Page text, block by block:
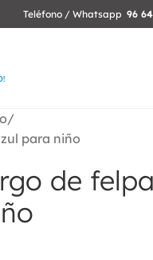
Teléfono / Whatsapp 96
para niño
de felpa